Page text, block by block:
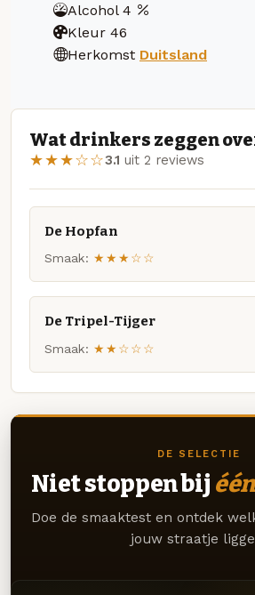
Alcohol 4
Kleur 46
Herkomst Duitsland
Wat drinkers zeggen
★★★☆☆3.1 uit 2 reviews
De Hopfan
Smaak: ★★★☆☆
De Tripel-Tijger
Smaak: ★★☆☆☆
DE SELECTIE
Niet stoppen bij één
Doe de smaaktest en ontdek
jouw straatje